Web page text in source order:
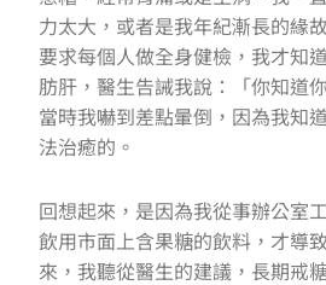
力太大，或者是我年紀漸長的緣
要求每個人做全身健檢，我才知
肪肝，醫生告誡我說：「你知道
當時我嚇到差點暈倒，因為我知
法治癒的。
回想起來，是因為我從事辦公室
飲用市面上含果糖的飲料，才導
來，我聽從醫生的建議，長期戒